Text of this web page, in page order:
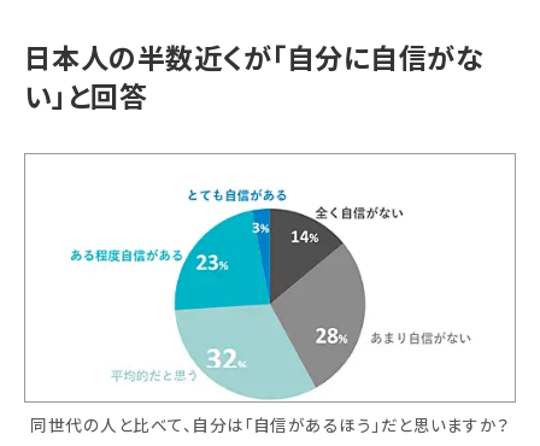
日本人の半数近くが「自分に自信がな
い」と回答
同世代の人と比べて、自分は「自信があるほう」だと思いますか？